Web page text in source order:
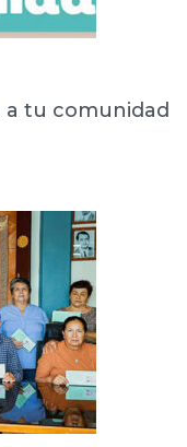
a tu comunidad